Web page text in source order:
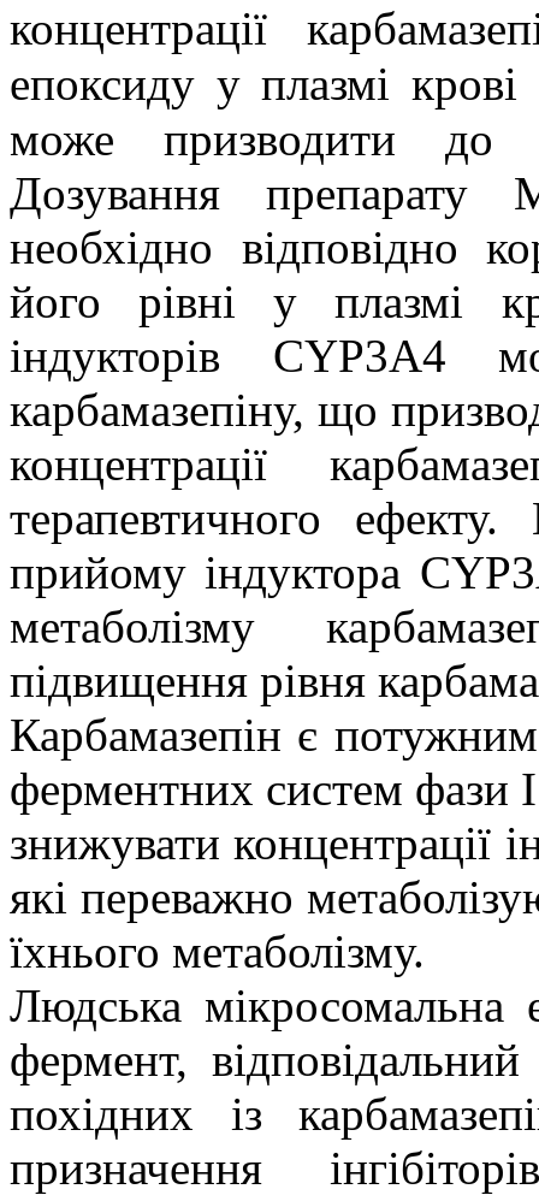
концентрації
епоксиду у плазмі
може призводити до
Дозування препарату
необхідно відповідно
його рівні у плазмі
індукторів CYP3A4
карбамазепіну, що
концентрації
терапевтичного
прийому індуктора
метаболізму
підвищення рівня
Карбамазепін є
ферментних систем фази
знижувати концентрації
які переважно
їхнього метаболізму.
Людська мікросомальна
фермент,
похідних із
призначення